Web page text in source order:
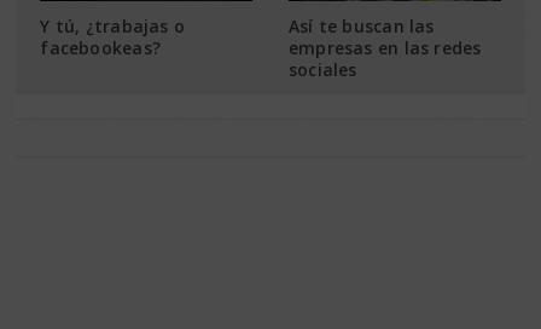
Y tú, ¿trabajas o
facebookeas?
Así te buscan las
empresas en las redes
sociales